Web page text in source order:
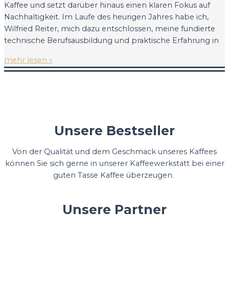
Kaffee und setzt darüber hinaus einen klaren Fokus auf
Nachhaltigkeit. Im Laufe des heurigen Jahres habe ich,
Wilfried Reiter, mich dazu entschlossen, meine fundierte
technische Berufsausbildung und praktische Erfahrung in
mehr lesen »
Unsere Bestseller
Von der Qualität und dem Geschmack unseres Kaffees
können Sie sich gerne in unserer Kaffeewerkstatt bei einer
guten Tasse Kaffee überzeugen.
Unsere Partner